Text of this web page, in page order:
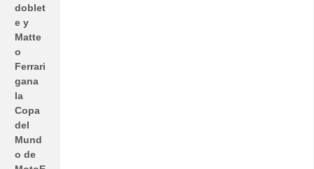
doblet
e y
Matte
o
Ferrari
gana
la
Copa
del
Mund
o de